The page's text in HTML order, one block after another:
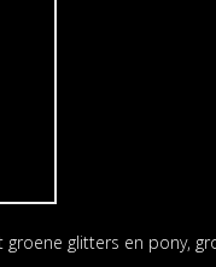
glitters en pony,